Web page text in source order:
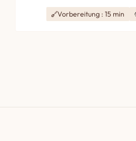
Vorbereitung : 15 min